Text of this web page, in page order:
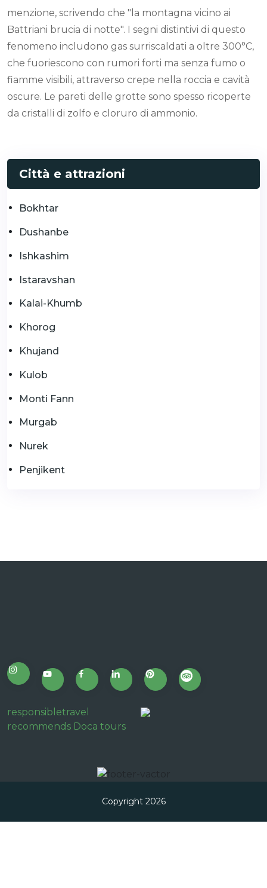
menzione, scrivendo che "la montagna vicino ai
Battriani brucia di notte". I segni distintivi di questo
fenomeno includono gas surriscaldati a oltre 300°C,
che fuoriescono con rumori forti ma senza fumo o
fiamme visibili, attraverso crepe nella roccia e cavità
oscure. Le pareti delle grotte sono spesso ricoperte
da cristalli di zolfo e cloruro di ammonio.
Città e attrazioni
Bokhtar
Dushanbe
Ishkashim
Istaravshan
Kalai-Khumb
Khorog
Khujand
Kulob
Monti Fann
Murgab
Nurek
Penjikent
responsibletravel
recommends Doca tours
Copyright 2026